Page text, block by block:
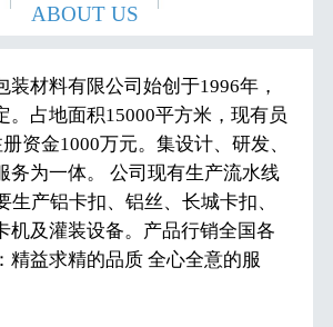
ABOUT US
装材料有限公司始创于1996年，
。占地面积15000平方米，现有员
资金1000万元。集设计、研发、
务为一体。 公司现有生产流水线
生产铝卡扣、铝丝、长城卡扣、
机及灌装设备。产品行销全国各
精益求精的品质 全心全意的服